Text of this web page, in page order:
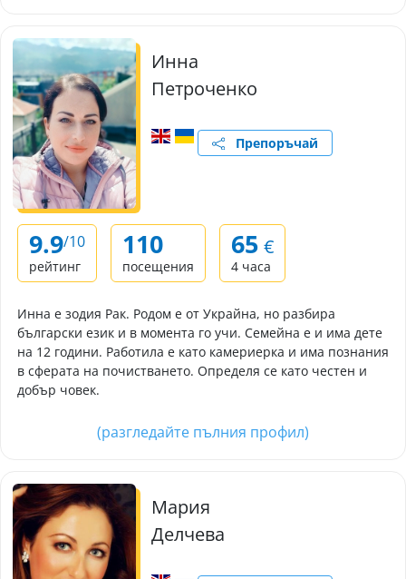
Инна
Петроченко
Препоръчай
9.9/10
рейтинг
110
посещения
65 €
4 часа
Инна е зодия Рак. Родом е от Украйна, но разбира
български език и в момента го учи. Семейна е и има дете
на 12 години. Работила е като камериерка и има познания
в сферата на почистването. Определя се като честен и
добър човек.
(разгледайте пълния профил)
Мария
Делчева